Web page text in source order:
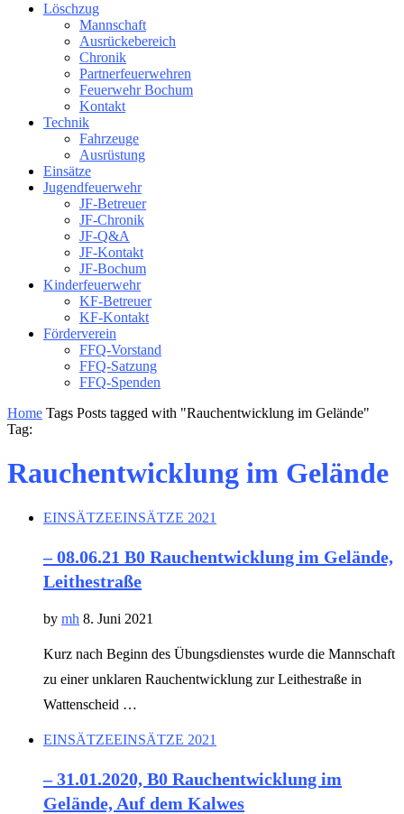
Löschzug
Mannschaft
Ausrückebereich
Chronik
Partnerfeuerwehren
Feuerwehr Bochum
Kontakt
Technik
Fahrzeuge
Ausrüstung
Einsätze
Jugendfeuerwehr
JF-Betreuer
JF-Chronik
JF-Q&A
JF-Kontakt
JF-Bochum
Kinderfeuerwehr
KF-Betreuer
KF-Kontakt
Förderverein
FFQ-Vorstand
FFQ-Satzung
FFQ-Spenden
Home Tags Posts tagged with "Rauchentwicklung im Gelände"
Tag:
Rauchentwicklung im Gelände
EINSÄTZEEINSÄTZE 2021
– 08.06.21 B0 Rauchentwicklung im Gelände,
Leithestraße
by mh 8. Juni 2021
Kurz nach Beginn des Übungsdienstes wurde die Mannschaft
zu einer unklaren Rauchentwicklung zur Leithestraße in
Wattenscheid …
EINSÄTZEEINSÄTZE 2021
– 31.01.2020, B0 Rauchentwicklung im
Gelände, Auf dem Kalwes